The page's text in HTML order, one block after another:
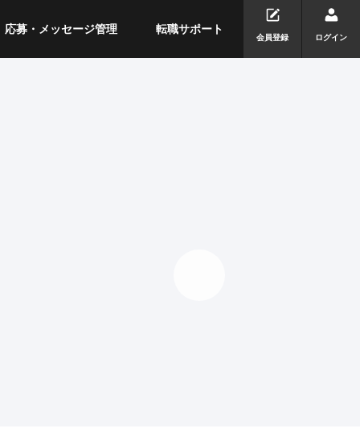
応募・メッセージ管理 転職サポート
会員登録 ログイン